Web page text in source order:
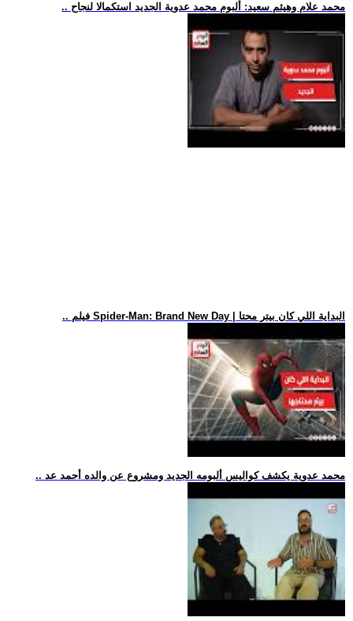
.. محمد علام وهيثم سعيد: ألبوم محمد عدوية الجديد استكمالا لنجاح
.. فيلم Spider-Man: Brand New Day | البداية اللي كان بيتر محتا
.. محمد عدوية يكشف كواليس ألبومه الجديد ومشروع عن والده أحمد عد